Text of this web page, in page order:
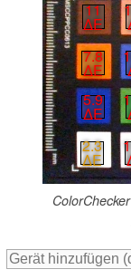
11
∆E
7.8
∆E
5.9
∆E
2.3
∆E
ColorChecker